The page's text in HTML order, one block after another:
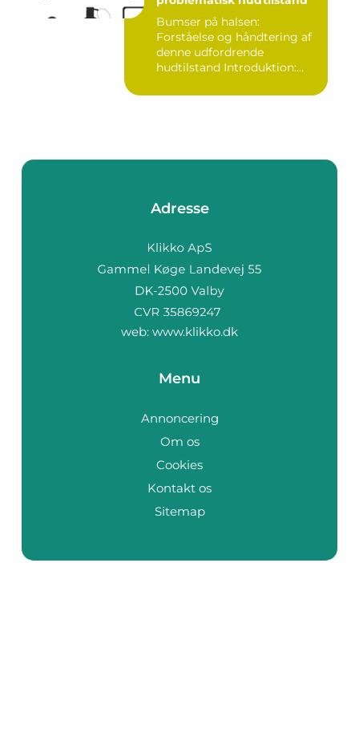
Bumser på halsen:
Forståelse og håndtering af
denne udfordrende
hudtilstand Introduktion:
Adresse
web: www.klikko.dk
Menu
Annoncering
Om os
Cookies
Kontakt os
Sitemap